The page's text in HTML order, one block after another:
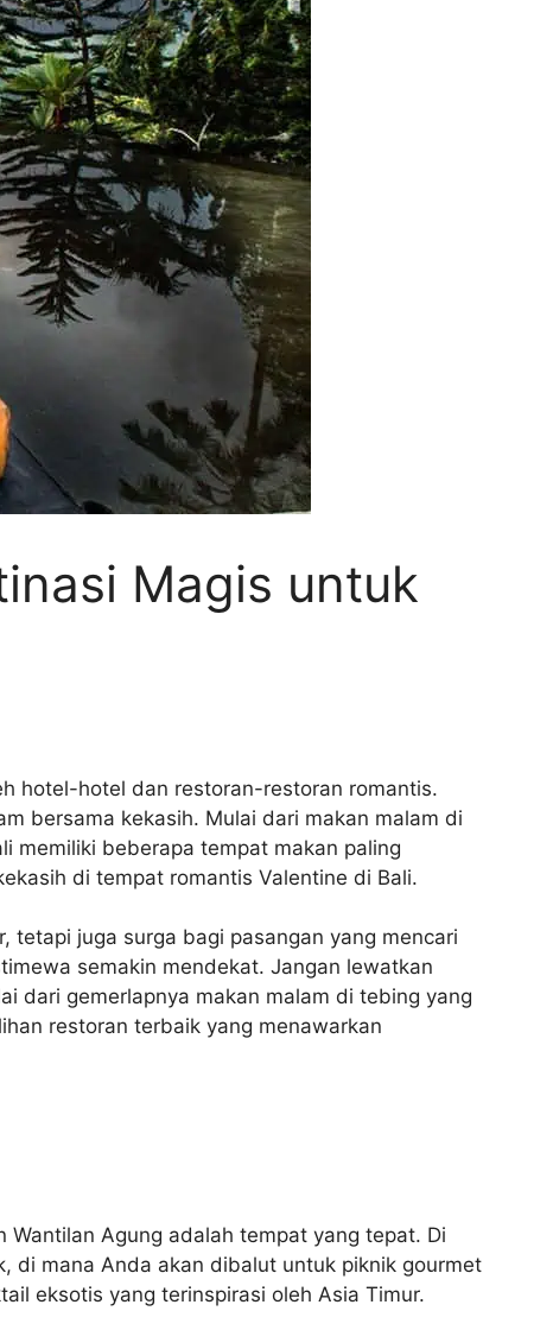
Magis untuk
hotel-hotel dan restoran-restoran romantis.
bersama kekasih. Mulai dari makan malam di
memiliki beberapa tempat makan paling
di tempat romantis Valentine di Bali.
tetapi juga surga bagi pasangan yang mencari
semakin mendekat. Jangan lewatkan
dari gemerlapnya makan malam di tebing yang
restoran terbaik yang menawarkan
Agung adalah tempat yang tepat. Di
di mana Anda akan dibalut untuk piknik gourmet
eksotis yang terinspirasi oleh Asia Timur.